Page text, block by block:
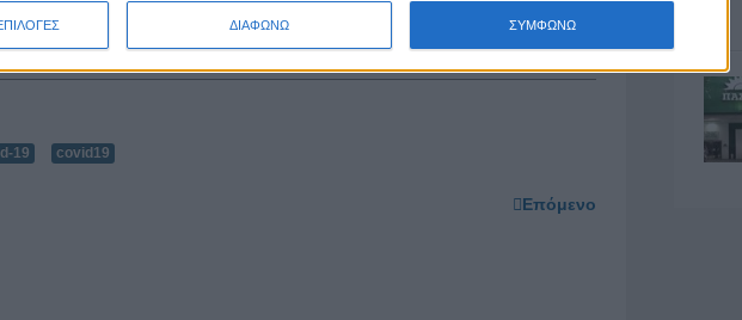
ΔΙΑΦΩΝΩ ΣΥΜΦΩΝΩ
19 covid19
Επόμενο